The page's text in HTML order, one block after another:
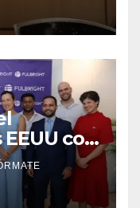
con
y la
por